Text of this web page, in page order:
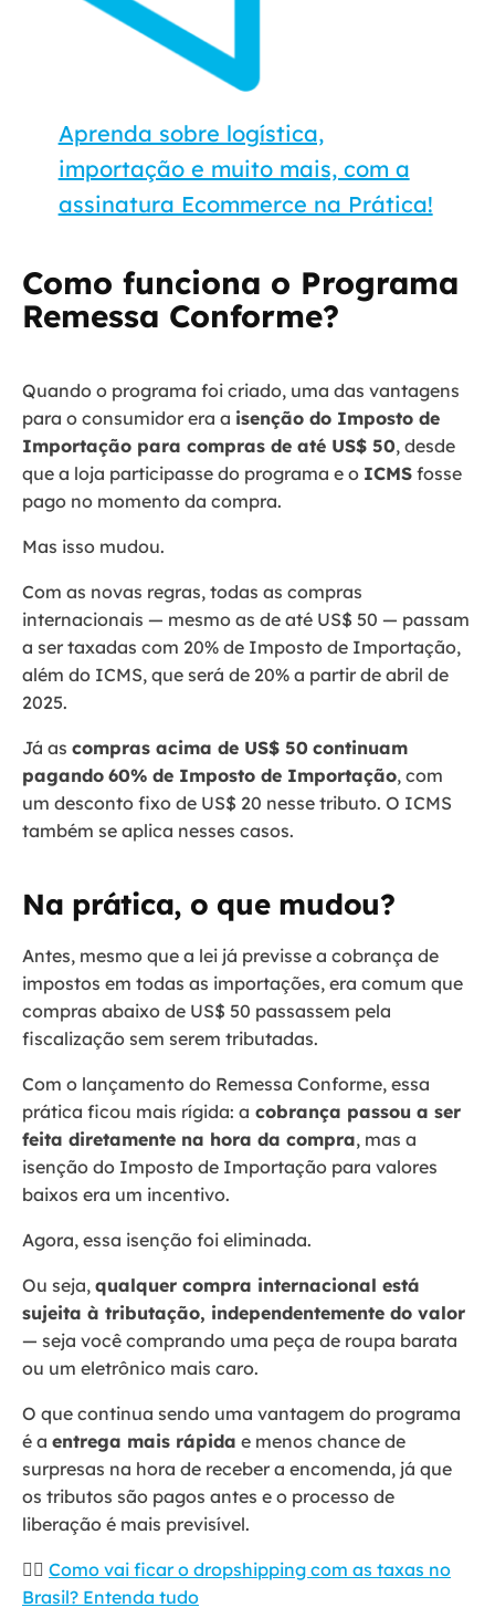
Aprenda sobre logística,
importação e muito mais, com a
assinatura Ecommerce na Prática!
Como funciona o Programa
Remessa Conforme?
Quando o programa foi criado, uma das vantagens
para o consumidor era a isenção do Imposto de
Importação para compras de até US$ 50, desde
que a loja participasse do programa e o ICMS fosse
pago no momento da compra.
Mas isso mudou.
Com as novas regras, todas as compras
internacionais — mesmo as de até US$ 50 — passam
a ser taxadas com 20% de Imposto de Importação,
além do ICMS, que será de 20% a partir de abril de
2025.
Já as compras acima de US$ 50 continuam
pagando 60% de Imposto de Importação, com
um desconto fixo de US$ 20 nesse tributo. O ICMS
também se aplica nesses casos.
Na prática, o que mudou?
Antes, mesmo que a lei já previsse a cobrança de
impostos em todas as importações, era comum que
compras abaixo de US$ 50 passassem pela
fiscalização sem serem tributadas.
Com o lançamento do Remessa Conforme, essa
prática ficou mais rígida: a cobrança passou a ser
feita diretamente na hora da compra, mas a
isenção do Imposto de Importação para valores
baixos era um incentivo.
Agora, essa isenção foi eliminada.
Ou seja, qualquer compra internacional está
sujeita à tributação, independentemente do valor
— seja você comprando uma peça de roupa barata
ou um eletrônico mais caro.
O que continua sendo uma vantagem do programa
é a entrega mais rápida e menos chance de
surpresas na hora de receber a encomenda, já que
os tributos são pagos antes e o processo de
liberação é mais previsível.
🤷‍♀️ Como vai ficar o dropshipping com as taxas no
Brasil? Entenda tudo